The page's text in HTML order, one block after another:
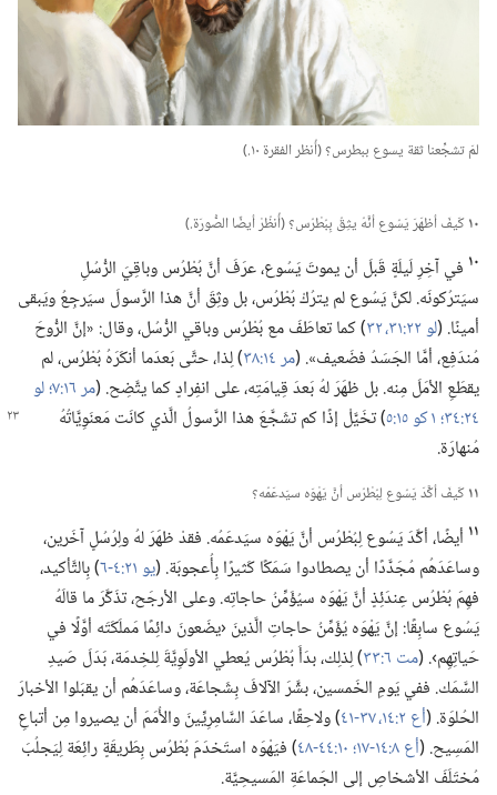
لمَ تشجِّعنا ثقة يسوع ببطرس؟‏ (‏أُنظر الفقرة ١٠.‏)‏
١٠كَيفَ أظهَرَ يَسُوع أنَّهُ يثِقُ بِبُطْرُس؟‏ (‏أُنظُرْ أيضًا الصُّورَة.‏)‏
١٠ في آخِرِ لَيلَةٍ قَبلَ أن يموتَ يَسُوع،‏ عرَفَ أنَّ بُطْرُس وباقِيَ الرُّسُلِ
سيَترُكونَه.‏ لكنَّ يَسُوع لم يترُكْ بُطْرُس،‏ بل وثِقَ أنَّ هذا الرَّسولَ سيَرجِعُ ويَبقى
أمينًا.‏ (‏لو ٢٢:‏٣١،‏ ٣٢
‏)‏ كما تعاطَفَ مع بُطْرُس وباقي الرُّسُل،‏ وقال:‏ «إنَّ الرُّوحَ
مُندَفِع،‏ أمَّا الجَسَدُ فضَعيف».‏ (‏مر ١٤:‏٣٨
‏)‏ لِذا،‏ حتَّى بَعدَما أنكَرَهُ بُطْرُس،‏ لم
يقطَعِ الأمَلَ مِنه.‏ بل ظهَرَ لهُ بَعدَ قِيامَتِه،‏ على انفِرادٍ كما يتَّضِح.‏ (‏مر ١٦:‏٧؛‏
لو
٢٤:‏٣٤؛‏
١٥:‏٥ ‏)‏ تخَيَّلْ إذًا كم تشَجَّعَ هذا الرَّسولُ الَّذي كانَت مَعنَوِيَّاتُهُ
مُنهارَة.‏
١١كَيفَ أكَّدَ يَسُوع لِبُطْرُس أنَّ يَهْوَه سيَدعَمُه؟‏
١١ أيضًا،‏ أكَّدَ يَسُوع لِبُطْرُس أنَّ يَهْوَه سيَدعَمُه.‏ فقدْ ظهَرَ لهُ ولِرُسُلٍ آخَرين،‏
وساعَدَهُم مُجَدَّدًا أن يصطادوا سَمَكًا كَثيرًا بِأُعجوبَة.‏ (‏يو ٢١:‏٤-‏٦
‏)‏ بِالتَّأكيد،‏
فهِمَ بُطْرُس عِندَئِذٍ أنَّ يَهْوَه سيُؤَمِّنُ حاجاتِه.‏ وعلى الأرجَح،‏ تذَكَّرَ ما قالَهُ
يَسُوع سابِقًا:‏ إنَّ يَهْوَه يُؤَمِّنُ حاجاتِ الَّذينَ ‹يضَعونَ دائِمًا مَملَكَتَه أوَّلًا في
حَياتِهِم›.‏ (‏مت ٦:‏٣٣
‏)‏ لِذلِك،‏ بدَأَ بُطْرُس يُعطي الأولَوِيَّةَ لِلخِدمَة،‏ بَدَلَ صَيدِ
السَّمَك.‏ ففي يَومِ الخَمسين،‏ بشَّرَ الآلافَ بِشَجاعَة،‏ وساعَدَهُم أن يقبَلوا الأخبارَ
الحُلوَة.‏ (‏أع ٢:‏١٤،‏
‏)‏ ولاحِقًا،‏ ساعَدَ السَّامِرِيِّينَ والأُمَمَ أن يصيروا مِن أتباعِ
المَسِيح.‏ (‏أع ٨:‏١٤-‏١٧؛‏
‏)‏ فيَهْوَه استَخدَمَ بُطْرُس بِطَريقَةٍ رائِعَة لِيَجلُبَ
مُختَلَفَ الأشخاصِ إلى الجَماعَةِ المَسيحِيَّة.‏